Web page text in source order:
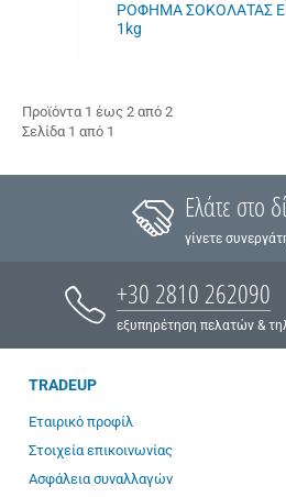
ΡΟΦΗΜΑ ΣΟΚΟΛΑΤΑΣ
1kg
Προϊόντα 1 έως 2 από 2
Σελίδα 1 από 1
Ελάτε στο
γίνετε
+30 2810 262090
εξυπηρέτηση πελατών &
TRADEUP
Εταιρικό προφίλ
Στοιχεία επικοινωνίας
Ασφάλεια συναλλαγών